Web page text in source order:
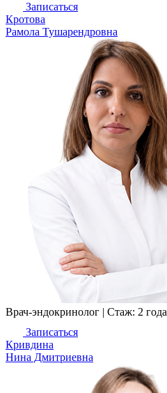
Записаться
Кротова
Рамола Тушарендровна
Врач-эндокринолог | Стаж: 2 года
Записаться
Кривдина
Нина Дмитриевна